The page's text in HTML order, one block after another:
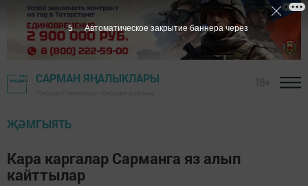
САРМАН ЯҢАЛЫКЛАРЫ
ҖӘМГЫЯТЬ
Кара каргалар Сарманга яз алып
кайттылар
4 Автоматическое закрытие баннера через